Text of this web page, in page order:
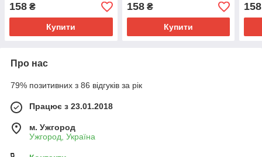
158 ₴
Купити
158₴
Купити
158
Про нас
79% позитивних з 86 відгуків за рік
Працює з 23.01.2018
м. Ужгород
Ужгород, Україна